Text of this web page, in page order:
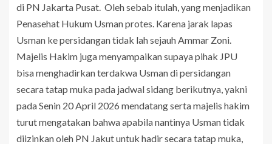
di PN Jakarta Pusat. Oleh sebab itulah, yang menjadikan
Penasehat Hukum Usman protes. Karena jarak lapas
Usman ke persidangan tidak lah sejauh Ammar Zoni.
Majelis Hakim juga menyampaikan supaya pihak JPU
bisa menghadirkan terdakwa Usman di persidangan
secara tatap muka pada jadwal sidang berikutnya, yakni
pada Senin 20 April 2026 mendatang serta majelis hakim
turut mengatakan bahwa apabila nantinya Usman tidak
diizinkan oleh PN Jakut untuk hadir secara tatap muka,